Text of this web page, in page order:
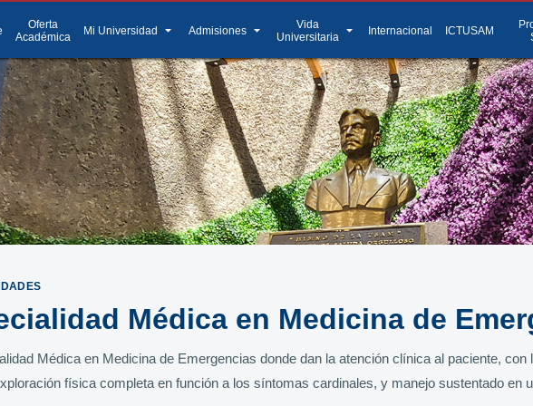
Oferta
Académica
Mi Universidad arrow_drop_down Admisiones arrow_drop_down
Vida
Universitaria
arrow_drop_down Internacional ICTUSAM
Médica en Medicina de
Médica en Medicina de Emergencias donde dan la atención clínica al paciente, con
física completa en función a los síntomas cardinales, y manejo sustentado en